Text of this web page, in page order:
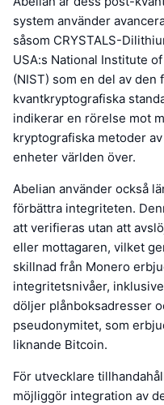
system använder
såsom CRYSTALS-
USA:s National Institute
(NIST) som en del av
kvantkryptografiska
indikerar en rörelse mot
kryptografiska metoder
enheter världen över.
Abelian använder också
förbättra integriteten.
att verifieras utan att
eller mottagaren, vilket
skillnad från Monero
integritetsnivåer,
döljer plånboksadresser
pseudonymitet, som
liknande Bitcoin.
För utvecklare
möjliggör integration av